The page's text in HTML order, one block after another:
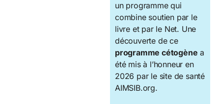
un programme qui
combine soutien par le
livre et par le Net. Une
découverte de ce
programme cétogène a
été mis à l’honneur en
2026 par le site de santé
AIMSIB.org.